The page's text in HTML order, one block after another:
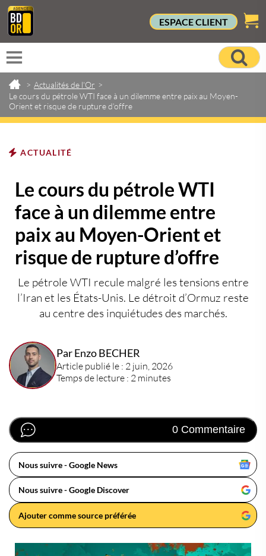
ESPACE CLIENT
> Actualités de l'Or >
Le cours du pétrole WTI face à un dilemme entre paix au Moyen-
Orient et risque de rupture d’offre
ACTUALITÉ
Le cours du pétrole WTI
face à un dilemme entre
paix au Moyen-Orient et
risque de rupture d’offre
Le pétrole WTI recule malgré les tensions entre
l’Iran et les États-Unis. Le détroit d’Ormuz reste
au centre des inquiétudes des marchés.
Par Enzo BECHER
Article publié le : 2 juin, 2026
Temps de lecture : 2 minutes
0 Commentaire
Nous suivre - Google News
Nous suivre - Google Discover
Ajouter comme source préférée